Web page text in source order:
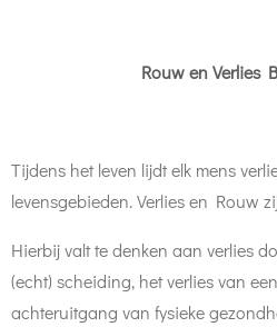
Rouw en Verlies
Tijdens het leven lijdt elk mens
levensgebieden. Verlies en Rouw
Hierbij valt te denken aan verlies
(echt) scheiding, het verlies van
achteruitgang van fysieke